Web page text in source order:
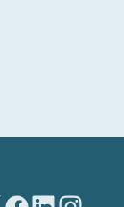
(nuova scheda)
(nuova scheda)
(nuova scheda)